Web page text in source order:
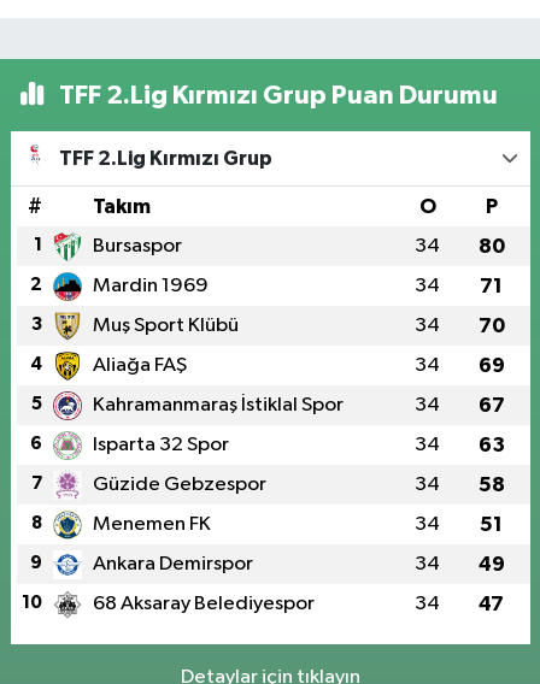
TFF 2.Lig Kırmızı Grup Puan Durumu
TFF 2.Lig Kırmızı Grup
# Takım O P
1 Bursaspor 34 80
2 Mardin 1969 34 71
3 Muş Sport Klübü 34 70
4 Aliağa FAŞ 34 69
5 Kahramanmaraş İstiklal Spor 34 67
6 Isparta 32 Spor 34 63
7 Güzide Gebzespor 34 58
8 Menemen FK 34 51
9 Ankara Demirspor 34 49
10 68 Aksaray Belediyespor 34 47
Detaylar için tıklayın